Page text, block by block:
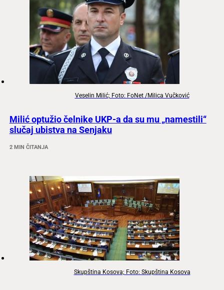
Veselin Milić; Foto: FoNet /Milica Vučković
Milić optužio čelnike UKP-a da su mu „namestili“
slučaj ubistva na Senjaku
2 MIN ČITANJA
Skupština Kosova; Foto: Skupština Kosova